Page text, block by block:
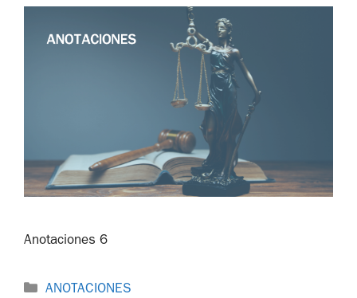
Anotaciones 6
ANOTACIONES